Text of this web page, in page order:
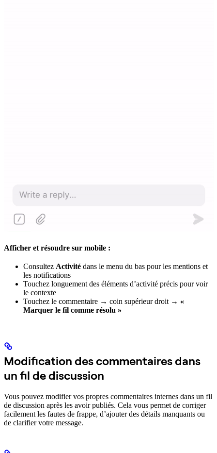
Afficher et résoudre sur mobile :
Consultez Activité dans le menu du bas pour les mentions et
les notifications
Touchez longuement des éléments d’activité précis pour voir
le contexte
Touchez le commentaire → coin supérieur droit → «
Marquer le fil comme résolu »
Modification des commentaires dans
un fil de discussion
Vous pouvez modifier vos propres commentaires internes dans un fil
de discussion après les avoir publiés. Cela vous permet de corriger
facilement les fautes de frappe, d’ajouter des détails manquants ou
de clarifier votre message.